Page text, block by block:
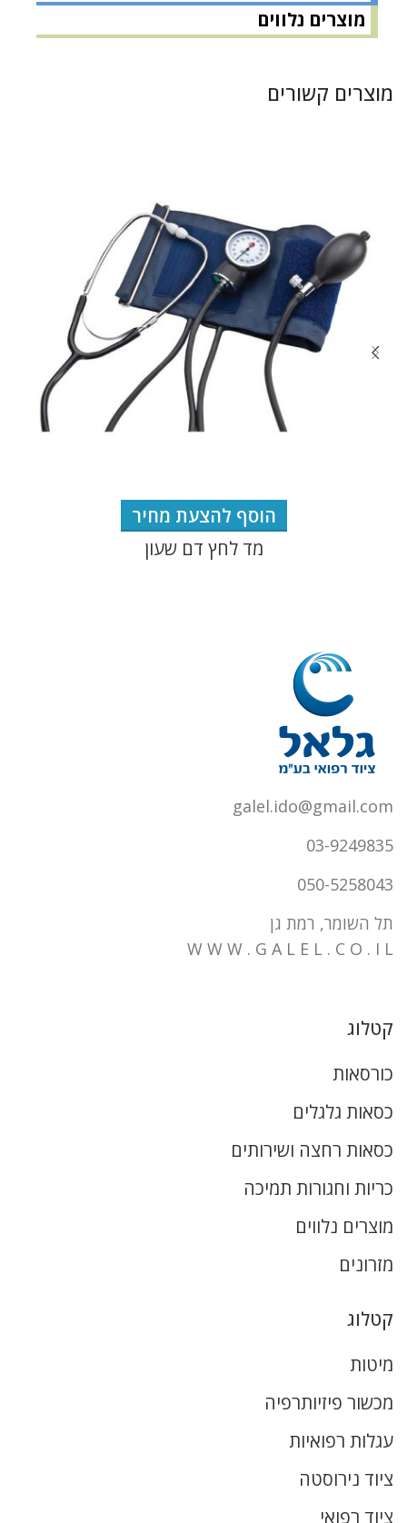
מוצרים נלווים
מוצרים קשורים
הוסף להצעת מחיר
מד לחץ דם שעון
galel.ido@gmail.com
03-9249835
050-5258043
תל השומר, רמת גן
W W W . G A L E L . C O . I L
קטלוג
כורסאות
כסאות גלגלים
כסאות רחצה ושירותים
כריות וחגורות תמיכה
מוצרים נלווים
מזרונים
קטלוג
מיטות
מכשור פיזיותרפיה
עגלות רפואיות
ציוד נירוסטה
ציוד רפואי